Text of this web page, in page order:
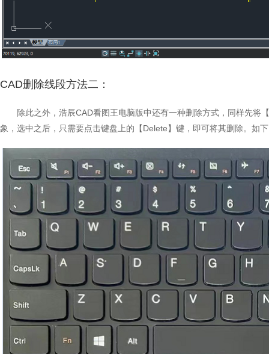
CAD删除线段方法二：
除此之外，浩辰CAD看图王电脑版中还有一种删除方式，同样先
象，选中之后，只需要点击键盘上的【Delete】键，即可将其删除。如